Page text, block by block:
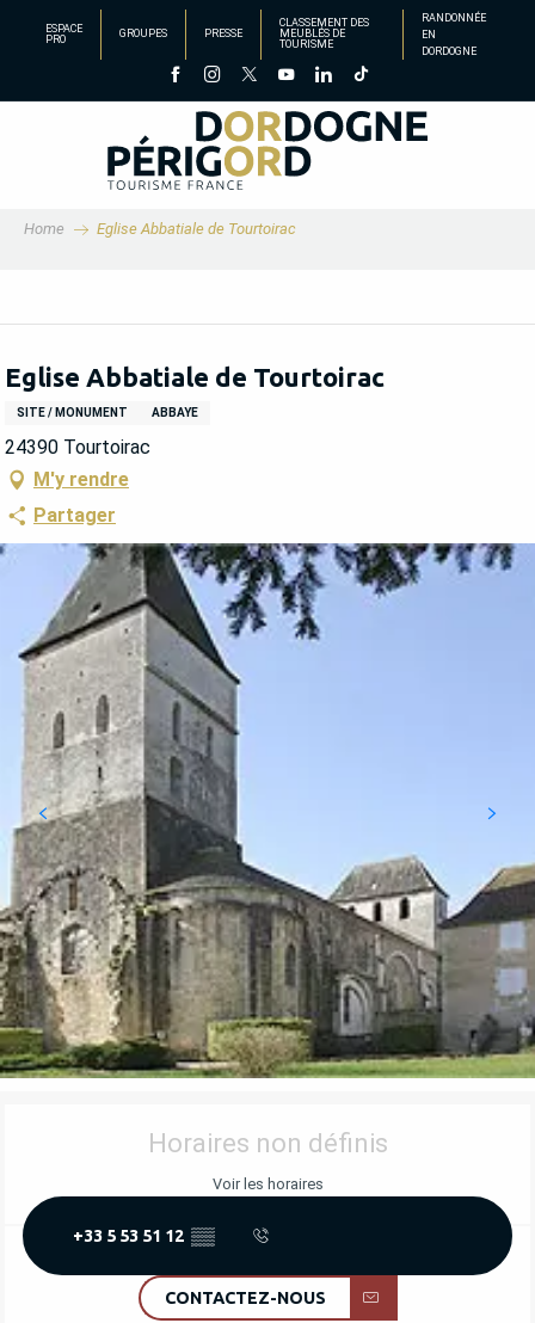
principal
ESPACE
PRO
GROUPES PRESSE
CLASSEMENT DES
MEUBLÉS DE
TOURISME
RANDONNÉE
EN
DORDOGNE
Home Eglise Abbatiale de Tourtoirac
Eglise Abbatiale de Tourtoirac
SITE / MONUMENT ABBAYE
24390 Tourtoirac
M'y rendre
Partager
OUVERTURE ET COORDONNÉES
Horaires non définis
Voir les horaires
+33 5 53 51 12 ▒▒
CONTACTEZ-NOUS